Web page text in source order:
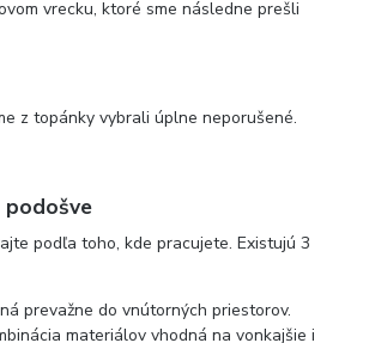
vrecku, ktoré sme následne prešli
z topánky vybrali úplne neporušené.
podľa toho, kde pracujete. Existujú 3
prevažne do vnútorných priestorov.
materiálov vhodná na vonkajšie i